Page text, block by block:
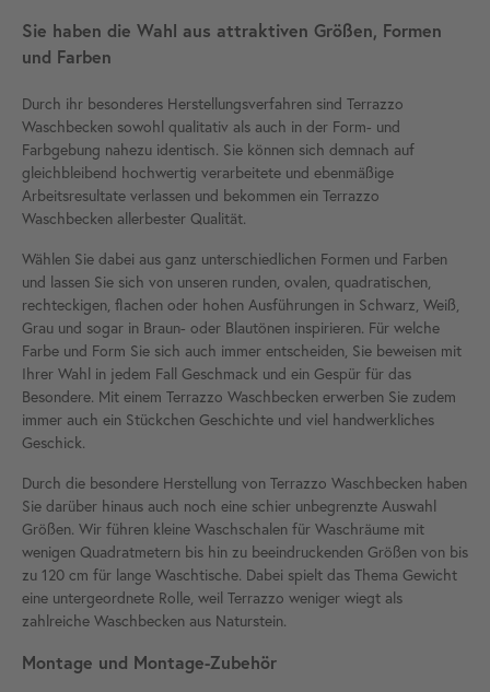
Sie haben die Wahl aus attraktiven Größen, Formen
und Farben
Durch ihr besonderes Herstellungsverfahren sind Terrazzo
Waschbecken sowohl qualitativ als auch in der Form- und
Farbgebung nahezu identisch. Sie können sich demnach auf
gleichbleibend hochwertig verarbeitete und ebenmäßige
Arbeitsresultate verlassen und bekommen ein Terrazzo
Waschbecken allerbester Qualität.
Wählen Sie dabei aus ganz unterschiedlichen Formen und Farben
und lassen Sie sich von unseren runden, ovalen, quadratischen,
rechteckigen, flachen oder hohen Ausführungen in Schwarz, Weiß,
Grau und sogar in Braun- oder Blautönen inspirieren. Für welche
Farbe und Form Sie sich auch immer entscheiden, Sie beweisen mit
Ihrer Wahl in jedem Fall Geschmack und ein Gespür für das
Besondere. Mit einem Terrazzo Waschbecken erwerben Sie zudem
immer auch ein Stückchen Geschichte und viel handwerkliches
Geschick.
Durch die besondere Herstellung von Terrazzo Waschbecken haben
Sie darüber hinaus auch noch eine schier unbegrenzte Auswahl
Größen. Wir führen kleine Waschschalen für Waschräume mit
wenigen Quadratmetern bis hin zu beeindruckenden Größen von bis
zu 120 cm für lange Waschtische. Dabei spielt das Thema Gewicht
eine untergeordnete Rolle, weil Terrazzo weniger wiegt als
zahlreiche Waschbecken aus Naturstein.
Montage und Montage-Zubehör